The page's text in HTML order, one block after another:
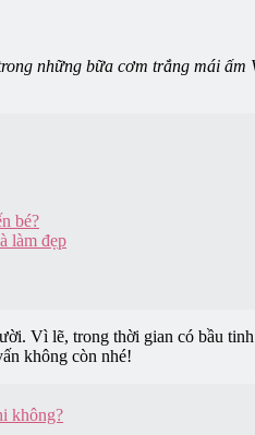
những bữa cơm trắng mái
bé?
làm đẹp
Vì lẽ, trong thời gian có bầu
không còn nhé!
không?